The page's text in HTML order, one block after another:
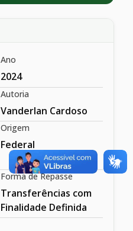
Ano
2024
Autoria
Vanderlan Cardoso
Origem
Federal
Forma de Repasse
Transferências com
Finalidade Definida